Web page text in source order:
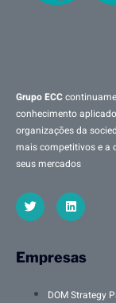
Grupo ECC
conhecimento
organizações da
mais competitivos e a
seus mercados
Empresas
DOM Strategy